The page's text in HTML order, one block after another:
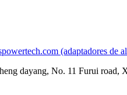
(adaptadores de
dayang, No. 11 Furui road,